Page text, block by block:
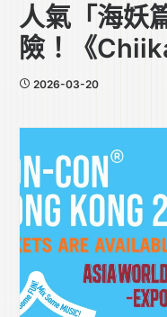
人氣「海妖
險！《
密》今年夏
2026-03-20